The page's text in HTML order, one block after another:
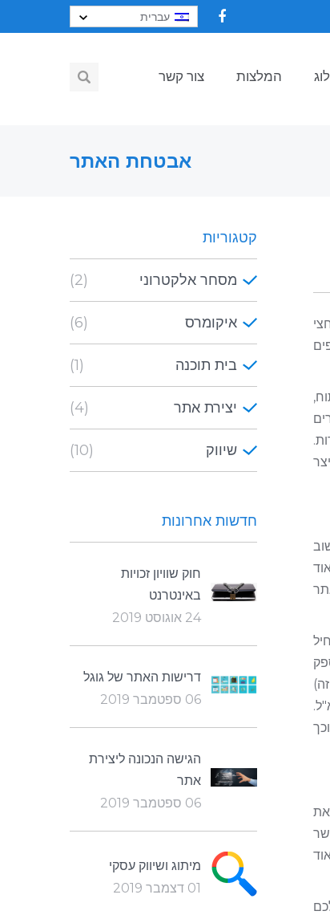
עברית
המלצות צור קשר
אבטחת האתר
במקסימום את
מאוד
קטגוריות
מסחר אלקטרוני (2)
איקומרס (6)
בית תוכנה (1)
יצירת אתר (4)
שיווק (10)
חדשות אחרונות
חוק שוויון זכויות
באינטרנט
24 אוגוסט 2019
דרישות האתר של גוגל
06 ספטמבר 2019
הגישה הנכונה ליצירת
אתר
06 ספטמבר 2019
מיתוג ושיווק עסקי
01 דצמבר 2019